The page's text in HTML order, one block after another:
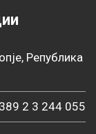
Република
2 3 244 055